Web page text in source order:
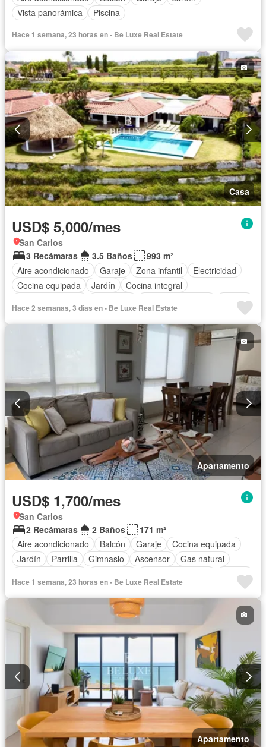
Vista panorámica
Piscina
Hace 1 semana, 23 horas en - Be Luxe Real Estate
Casa
USD$ 5,000/mes
San Carlos
3 Recámaras
3.5 Baños
993 m²
Aire acondicionado
Garaje Zona infantil
Electricidad
Cocina equipada
Jardín
Cocina integral
Piscina
Agua
Patio
Hace 2 semanas, 3 días en - Be Luxe Real Estate
Apartamento
USD$ 1,700/mes
San Carlos
2 Recámaras
2 Baños
171 m²
Aire acondicionado
Balcón Garaje
Cocina equipada
Jardín
Parrilla Gimnasio Ascensor
Gas natural
Piscina
Hace 1 semana, 23 horas en - Be Luxe Real Estate
Apartamento